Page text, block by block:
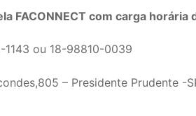
FACONNECT com carga
1143 ou 18-98810-0039
– Presidente Prudente -